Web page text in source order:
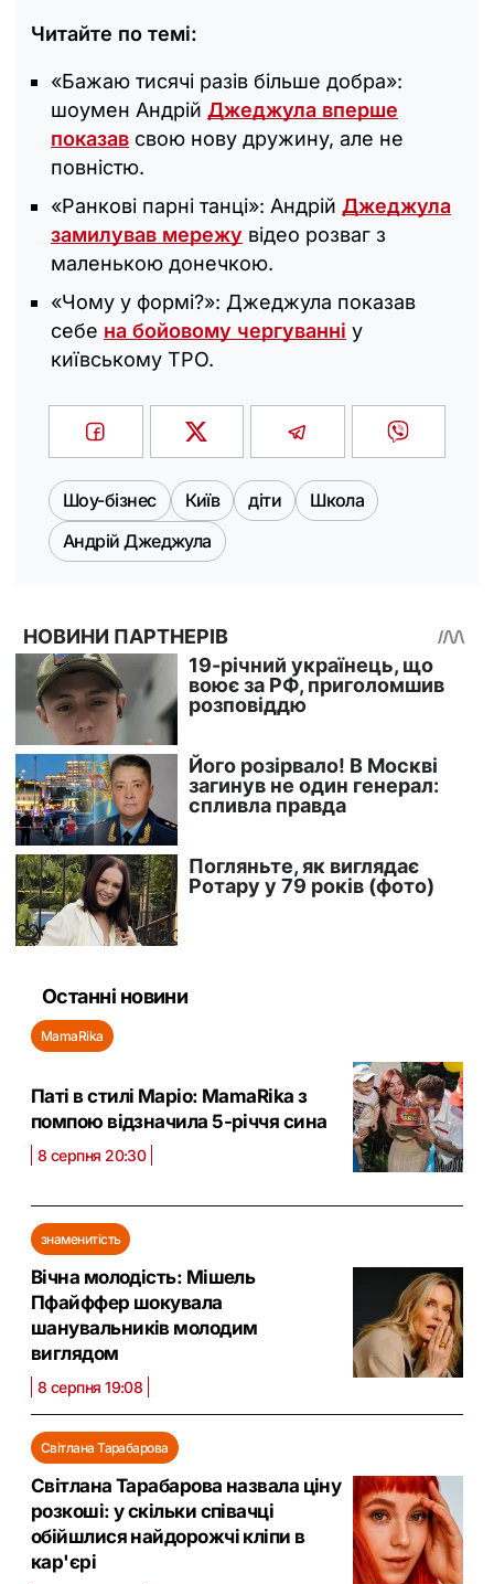
Читайте по темі:
«Бажаю тисячі разів більше добра»:
шоумен Андрій Джеджула вперше
показав свою нову дружину, але не
повністю.
«Ранкові парні танці»: Андрій Джеджула
замилував мережу відео розваг з
маленькою донечкою.
«Чому у формі?»: Джеджула показав
себе на бойовому чергуванні у
київському ТРО.
Шоу-бізнес Київ діти
Школа
Андрій Джеджула
Останні новини
MamaRika
Паті в стилі Маріо: MamaRika з
помпою відзначила 5-річчя сина
8 серпня 20:30
знаменитість
Вічна молодість: Мішель
Пфайффер шокувала
шанувальників молодим
виглядом
8 серпня 19:08
Світлана Тарабарова
Світлана Тарабарова назвала ціну
розкоші: у скільки співачці
обійшлися найдорожчі кліпи в
кар'єрі